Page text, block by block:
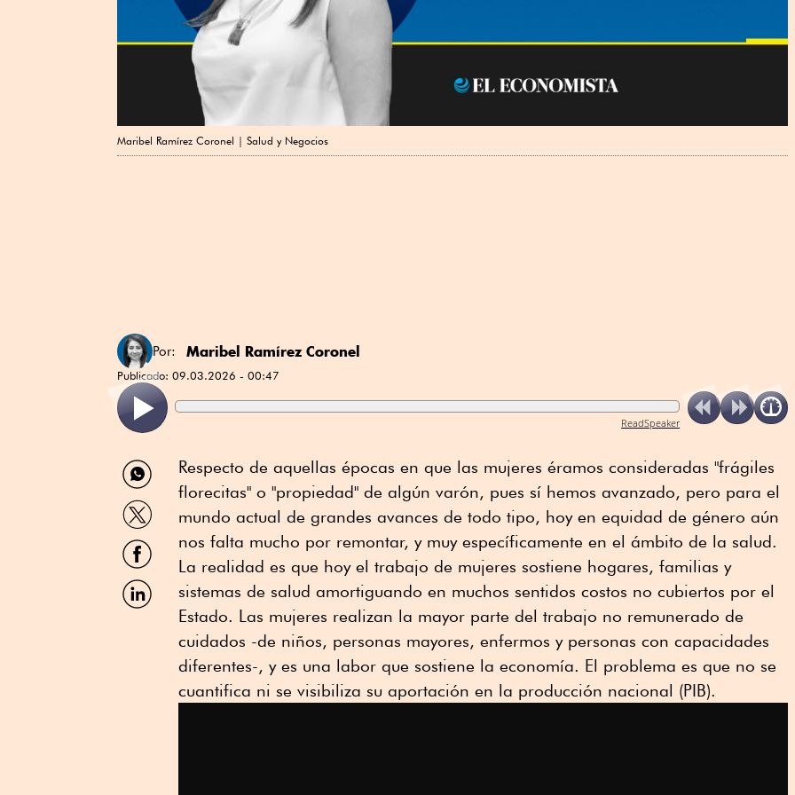
Maribel Ramírez Coronel | Salud y Negocios
Por: Maribel Ramírez Coronel
Publicado: 09.03.2026 - 00:47
ReadSpeaker
Compartir
por
WhatsApp
Compartir
por
Twitter
Compartir
por
Facebook
Compartir
por
Respecto de aquellas épocas en que las mujeres éramos consideradas "frágiles
florecitas" o "propiedad" de algún varón, pues sí hemos avanzado, pero para el
mundo actual de grandes avances de todo tipo, hoy en equidad de género aún
nos falta mucho por remontar, y muy específicamente en el ámbito de la salud.
La realidad es que hoy el trabajo de mujeres sostiene hogares, familias y
sistemas de salud amortiguando en muchos sentidos costos no cubiertos por el
Estado. Las mujeres realizan la mayor parte del trabajo no remunerado de
cuidados -de niños, personas mayores, enfermos y personas con capacidades
diferentes-, y es una labor que sostiene la economía. El problema es que no se
cuantifica ni se visibiliza su aportación en la producción nacional (PIB).